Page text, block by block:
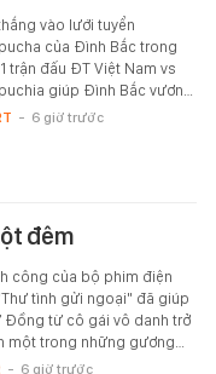
vào lưới tuyển
của Đình Bắc trong
trận đấu ĐT Việt Nam vs
giúp Đình Bắc vươn…
- 6 giờ trước
đêm
công của bộ phim điện
tình gửi ngoại" đã giúp
Đồng từ cô gái vô danh trở
một trong những gương…
- 6 giờ trước